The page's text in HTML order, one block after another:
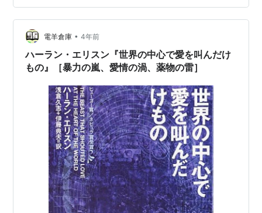
電羊倉庫 • 4年前
ハーラン・エリスン『世界の中心で愛を叫んだけ
もの』［暴力の嵐、愛情の渦、薬物の雷］